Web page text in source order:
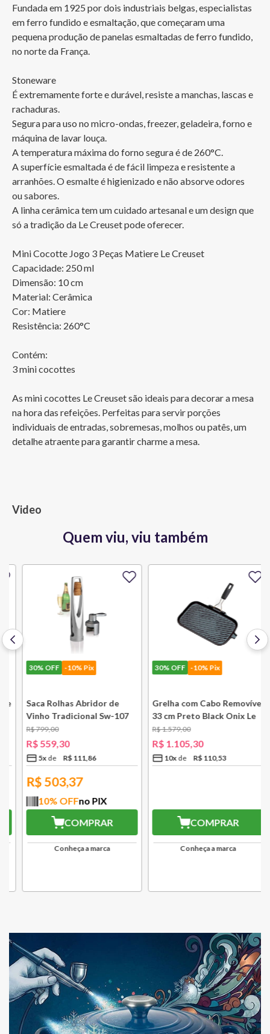
Fundada em 1925 por dois industriais belgas, especialistas
em ferro fundido e esmaltação, que começaram uma
pequena produção de panelas esmaltadas de ferro fundido,
no norte da França.
Stoneware
É extremamente forte e durável, resiste a manchas, lascas e
rachaduras.
Segura para uso no micro-ondas, freezer, geladeira, forno e
máquina de lavar louça.
A temperatura máxima do forno segura é de 260°C.
A superfície esmaltada é de fácil limpeza e resistente a
arranhões. O esmalte é higienizado e não absorve odores
ou sabores.
A linha cerâmica tem um cuidado artesanal e um design que
só a tradição da Le Creuset pode oferecer.
Mini Cocotte Jogo 3 Peças Matiere Le Creuset
Capacidade: 250 ml
Dimensão: 10 cm
Material: Cerâmica
Cor: Matiere
Resistência: 260°C
Contém:
3 mini cocottes
As mini cocottes Le Creuset são ideais para decorar a mesa
na hora das refeições. Perfeitas para servir porções
individuais de entradas, sobremesas, molhos ou patês, um
detalhe atraente para garantir charme a mesa.
Video
Quem viu, viu também
30%OFF -10% Pix
Saca Rolhas Abridor de
Vinho Tradicional Sw-107
Ply Le Creuset
799,00
R$559,30
5x R$ 111,86
R$503,37
10% OFFno PIX
COMPRAR
Conheça a marca
30%OFF -10% Pix
Grelha com Cabo Removível
33 cm Preto Black Onix Le
Creuset
1.579,00
R$1. 105,30
10 x R$ 110,53
COMPRAR
Conheça a marca